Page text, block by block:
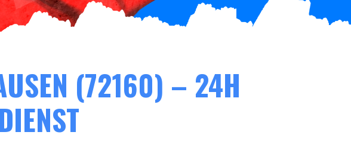
(72160) – 24H